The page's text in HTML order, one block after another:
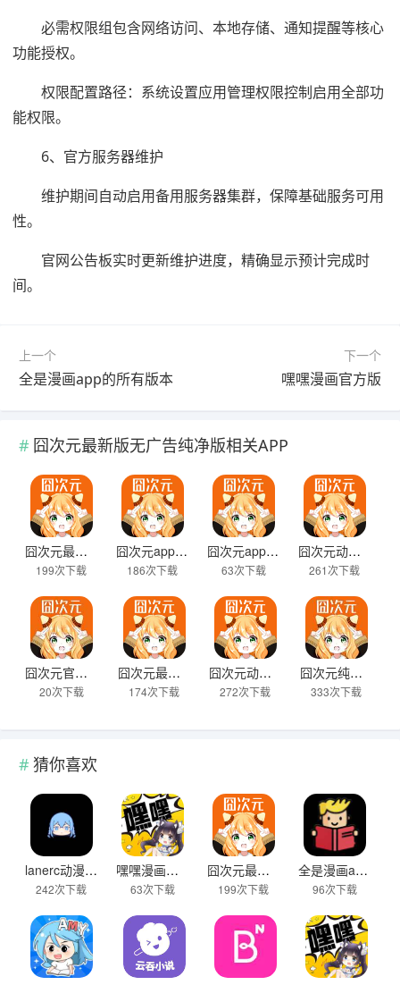
必需权限组包含网络访问、本地存储、通知提醒等核心
功能授权。
权限配置路径：系统设置应用管理权限控制启用全部功
能权限。
6、官方服务器维护
维护期间自动启用备用服务器集群，保障基础服务可用
性。
官网公告板实时更新维护进度，精确显示预计完成时
间。
上一个
全是漫画app的所有版本
下一个
嘿嘿漫画官方版
囧次元最新版无广告纯净版相关APP
囧次元最新版无广告纯净版
199次下载
囧次元app官网入口下载最新版
186次下载
囧次元app官方下载安装免费版
63次下载
囧次元动漫不用登录
261次下载
囧次元官网正版2025
20次下载
囧次元最新版本下载官方正版
174次下载
囧次元动漫无需登录版
272次下载
囧次元纯净版2025
333次下载
猜你喜欢
lanerc动漫app下载无广告版
242次下载
嘿嘿漫画官方版
63次下载
囧次元最新版无广告纯净版
199次下载
全是漫画app的所有版本
96次下载